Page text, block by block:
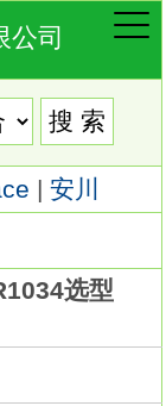
公司
| 安川
选型